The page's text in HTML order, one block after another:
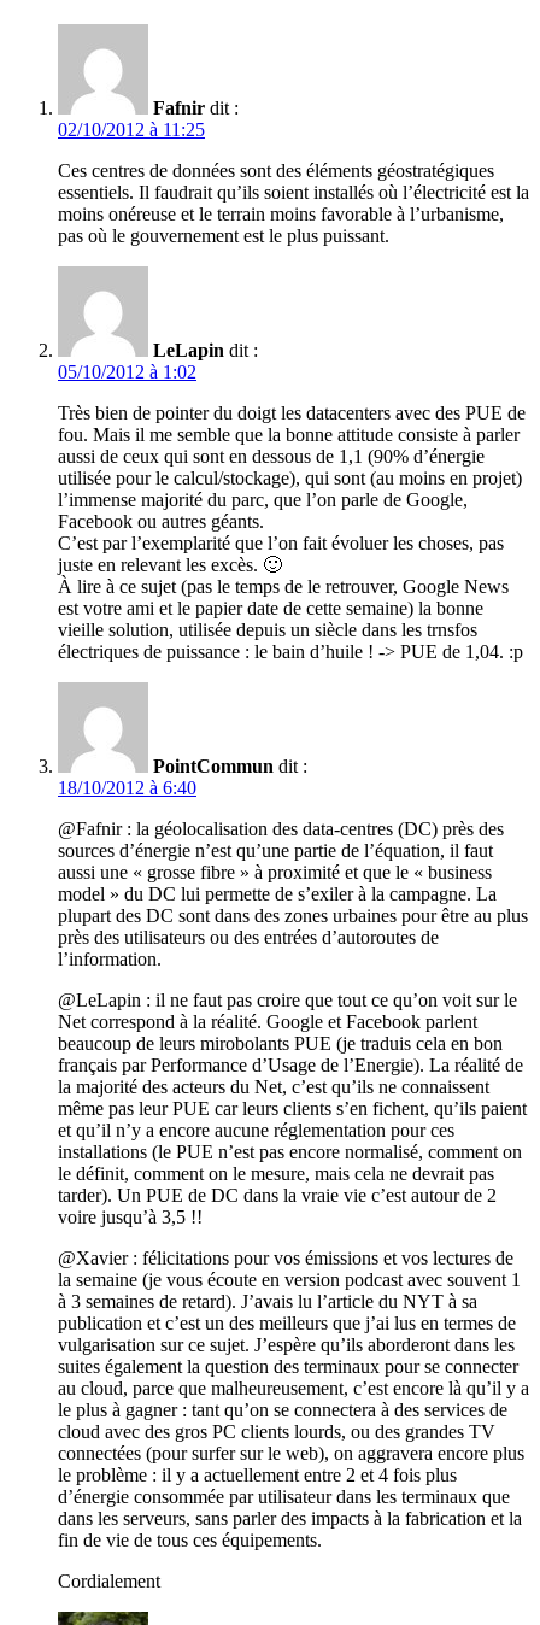
Fafnir dit :
02/10/2012 à 11:25
Ces centres de données sont des éléments géostratégiques
essentiels. Il faudrait qu’ils soient installés où l’électricité est la
moins onéreuse et le terrain moins favorable à l’urbanisme,
pas où le gouvernement est le plus puissant.
LeLapin dit :
05/10/2012 à 1:02
Très bien de pointer du doigt les datacenters avec des PUE de
fou. Mais il me semble que la bonne attitude consiste à parler
aussi de ceux qui sont en dessous de 1,1 (90% d’énergie
utilisée pour le calcul/stockage), qui sont (au moins en projet)
l’immense majorité du parc, que l’on parle de Google,
Facebook ou autres géants.
C’est par l’exemplarité que l’on fait évoluer les choses, pas
juste en relevant les excès. 🙂
À lire à ce sujet (pas le temps de le retrouver, Google News
est votre ami et le papier date de cette semaine) la bonne
vieille solution, utilisée depuis un siècle dans les trnsfos
électriques de puissance : le bain d’huile ! -> PUE de 1,04. :p
PointCommun dit :
18/10/2012 à 6:40
@Fafnir : la géolocalisation des data-centres (DC) près des
sources d’énergie n’est qu’une partie de l’équation, il faut
aussi une « grosse fibre » à proximité et que le « business
model » du DC lui permette de s’exiler à la campagne. La
plupart des DC sont dans des zones urbaines pour être au plus
près des utilisateurs ou des entrées d’autoroutes de
l’information.
@LeLapin : il ne faut pas croire que tout ce qu’on voit sur le
Net correspond à la réalité. Google et Facebook parlent
beaucoup de leurs mirobolants PUE (je traduis cela en bon
français par Performance d’Usage de l’Energie). La réalité de
la majorité des acteurs du Net, c’est qu’ils ne connaissent
même pas leur PUE car leurs clients s’en fichent, qu’ils paient
et qu’il n’y a encore aucune réglementation pour ces
installations (le PUE n’est pas encore normalisé, comment on
le définit, comment on le mesure, mais cela ne devrait pas
tarder). Un PUE de DC dans la vraie vie c’est autour de 2
voire jusqu’à 3,5 !!
@Xavier : félicitations pour vos émissions et vos lectures de
la semaine (je vous écoute en version podcast avec souvent 1
à 3 semaines de retard). J’avais lu l’article du NYT à sa
publication et c’est un des meilleurs que j’ai lus en termes de
vulgarisation sur ce sujet. J’espère qu’ils aborderont dans les
suites également la question des terminaux pour se connecter
au cloud, parce que malheureusement, c’est encore là qu’il y a
le plus à gagner : tant qu’on se connectera à des services de
cloud avec des gros PC clients lourds, ou des grandes TV
connectées (pour surfer sur le web), on aggravera encore plus
le problème : il y a actuellement entre 2 et 4 fois plus
d’énergie consommée par utilisateur dans les terminaux que
dans les serveurs, sans parler des impacts à la fabrication et la
fin de vie de tous ces équipements.
Cordialement